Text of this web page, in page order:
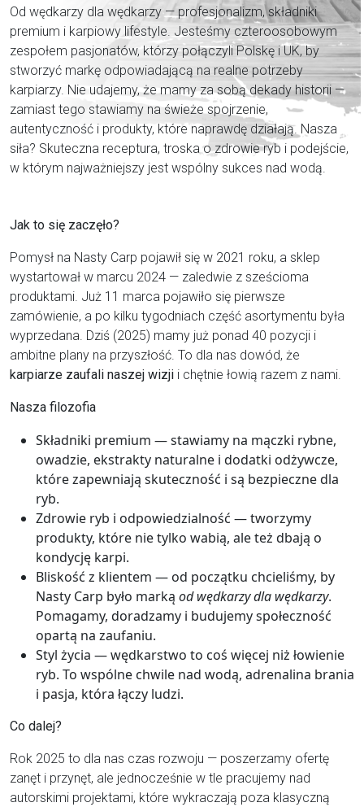
Zaloguj
Od wędkarzy dla wędkarzy — profesjonalizm, składniki
premium i karpiowy lifestyle. Jesteśmy czteroosobowym
zespołem pasjonatów, którzy połączyli Polskę i UK, by
stworzyć markę odpowiadającą na realne potrzeby
karpiarzy. Nie udajemy, że mamy za sobą dekady historii —
zamiast tego stawiamy na świeże spojrzenie,
autentyczność i produkty, które naprawdę działają. Nasza
siła? Skuteczna receptura, troska o zdrowie ryb i podejście,
w którym najważniejszy jest wspólny sukces nad wodą.
Jak to się zaczęło?
Pomysł na Nasty Carp pojawił się w 2021 roku, a sklep
wystartował w marcu 2024 — zaledwie z sześcioma
produktami. Już 11 marca pojawiło się pierwsze
zamówienie, a po kilku tygodniach część asortymentu była
wyprzedana. Dziś (2025) mamy już ponad 40 pozycji i
ambitne plany na przyszłość. To dla nas dowód, że
karpiarze zaufali naszej wizji i chętnie łowią razem z nami.
Nasza filozofia
Składniki premium — stawiamy na mączki rybne,
owadzie, ekstrakty naturalne i dodatki odżywcze,
które zapewniają skuteczność i są bezpieczne dla
ryb.
Zdrowie ryb i odpowiedzialność — tworzymy
produkty, które nie tylko wabią, ale też dbają o
kondycję karpi.
Bliskość z klientem — od początku chcieliśmy, by
Nasty Carp było marką od wędkarzy dla wędkarzy.
Pomagamy, doradzamy i budujemy społeczność
opartą na zaufaniu.
Styl życia — wędkarstwo to coś więcej niż łowienie
ryb. To wspólne chwile nad wodą, adrenalina brania
i pasja, która łączy ludzi.
Co dalej?
Rok 2025 to dla nas czas rozwoju — poszerzamy ofertę
zanęt i przynęt, ale jednocześnie w tle pracujemy nad
autorskimi projektami, które wykraczają poza klasyczną